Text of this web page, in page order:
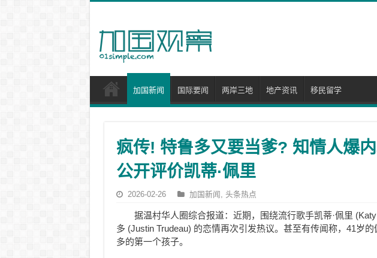
加国新闻 国际要闻 两岸三地 地产资讯 移民留学
疯传! 特鲁多又要当爹? 知情人爆
公开评价凯蒂·佩里
2026-02-26 加国新闻 , 头条热点
据温村华人圈综合报道：近期，围绕流行歌手凯蒂·佩里
多 (Justin Trudeau) 的恋情再次引发热议。甚至有传闻称，41岁
多的第一个孩子。